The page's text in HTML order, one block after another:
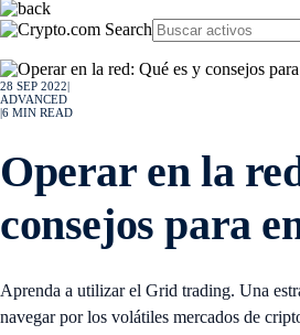
28 SEP 2022
ADVANCED
6 MIN READ
Operar en la
consejos para
Aprenda a utilizar el Grid trading. Una
navegar por los volátiles mercados de